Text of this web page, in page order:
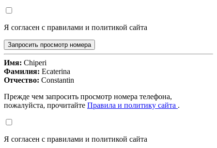
Я согласен с правилами и политикой сайта
Запросить просмотр номера
Имя: Chiperi
Фамилия: Ecaterina
Отчество: Constantin
Прежде чем запросить просмотр номера телефона,
пожалуйста, прочитайте Правила и политику сайта .
Я согласен с правилами и политикой сайта